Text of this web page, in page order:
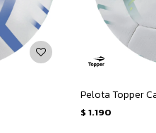
Pelota Topper
$ 1.190